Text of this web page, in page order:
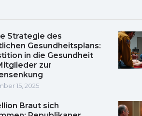
Strategie des
Gesundheitsplans:
in die Gesundheit
zur
15, 2025
Braut sich